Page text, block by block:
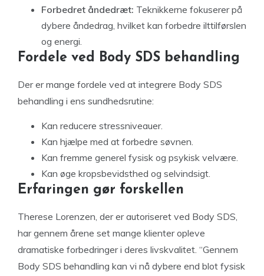
Forbedret åndedræt: Teknikkerne fokuserer på
dybere åndedrag, hvilket kan forbedre ilttilførslen
og energi.
Fordele ved Body SDS behandling
Der er mange fordele ved at integrere Body SDS
behandling i ens sundhedsrutine:
Kan reducere stressniveauer.
Kan hjælpe med at forbedre søvnen.
Kan fremme generel fysisk og psykisk velvære.
Kan øge kropsbevidsthed og selvindsigt.
Erfaringen gør forskellen
Therese Lorenzen, der er autoriseret ved Body SDS,
har gennem årene set mange klienter opleve
dramatiske forbedringer i deres livskvalitet. “Gennem
Body SDS behandling kan vi nå dybere end blot fysisk